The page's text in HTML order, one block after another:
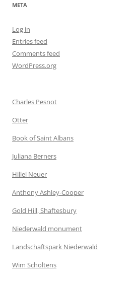
META
Log in
Entries feed
Comments feed
WordPress.org
Charles Pesnot
Otter
Book of Saint Albans
Juliana Berners
Hillel Neuer
Anthony Ashley-Cooper
Gold Hill, Shaftesbury
Niederwald monument
Landschaftspark Niederwald
Wim Scholtens